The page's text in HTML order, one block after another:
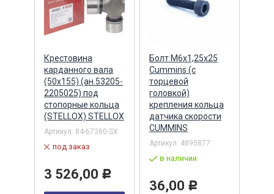
Крестовина
карданного вала
(50х155) (ан.53205-
2205025) под
стопорные кольца
(STELLOX) STELLOX
Артикул: 84-67380-SX
под заказ
3 526,00 Р
Болт М6х1,25х25
Cummins (с
торцевой
головкой)
крепления кольца
датчика скорости
CUMMINS
Артикул: 4895877
в наличии
36,00 Р